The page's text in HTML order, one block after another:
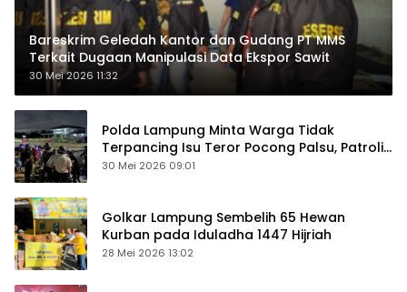
Bareskrim Geledah Kantor dan Gudang PT MMS
Terkait Dugaan Manipulasi Data Ekspor Sawit
30 Mei 2026 11:32
Polda Lampung Minta Warga Tidak
Terpancing Isu Teror Pocong Palsu, Patroli
Keamanan Ditingkatkan
30 Mei 2026 09:01
Golkar Lampung Sembelih 65 Hewan
Kurban pada Iduladha 1447 Hijriah
28 Mei 2026 13:02